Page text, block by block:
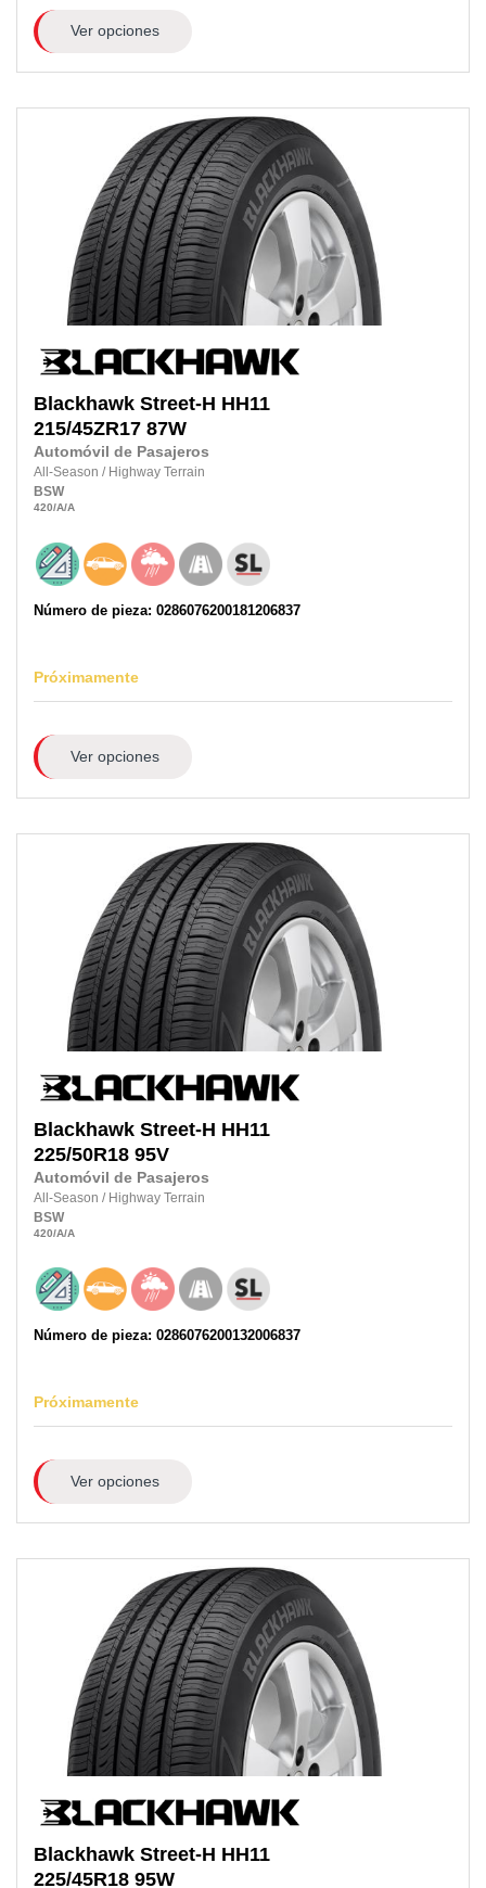
Ver opciones
Blackhawk Street-H HH11
215/45ZR17 87W
Automóvil de Pasajeros
All-Season / Highway Terrain
BSW
420/A/A
Número de pieza: 0286076200181206837
Próximamente
Ver opciones
Blackhawk Street-H HH11
225/50R18 95V
Automóvil de Pasajeros
All-Season / Highway Terrain
BSW
420/A/A
Número de pieza: 0286076200132006837
Próximamente
Ver opciones
Blackhawk Street-H HH11
225/45R18 95W